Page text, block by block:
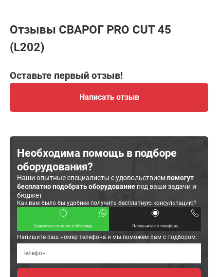
Отзывы СВАРОГ PRO CUT 45
(L202)
Оставьте первый отзыв!
Написать отзыв
Необходима помощь в подборе
оборудования?
Наши опытные специалисты с удовольствиемпомогут
бесплатно подобрать оборудование под ваши задачи и
бюджет
Как вам было бы удобнее получить бесплатную консультацию?
Свяжитесь со мной в WhatsApp Позвоните по телефону
Напишите ваш номер телефона и мы поможем вам с подбором: